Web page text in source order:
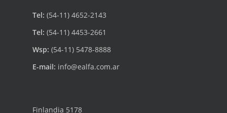
Tel: (54-11) 4652-2143
Tel: (54-11) 4453-2661
Wsp: (54-11) 5478-8888
E-mail: info@ealfa.com.ar
Finlandia 5178